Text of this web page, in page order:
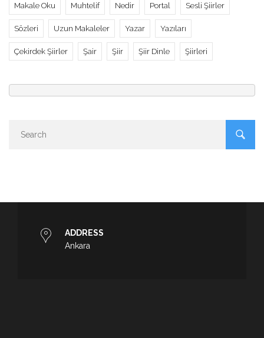
Makale Oku Muhtelif Nedir Portal Sesli Şiirler
Sözleri Uzun Makaleler Yazar Yazıları
Çekirdek Şiirler Şair Şiir Şiir Dinle Şiirleri
ADDRESS
Ankara